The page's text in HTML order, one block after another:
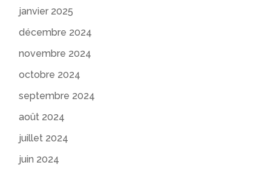
janvier 2025
décembre 2024
novembre 2024
octobre 2024
septembre 2024
août 2024
juillet 2024
juin 2024